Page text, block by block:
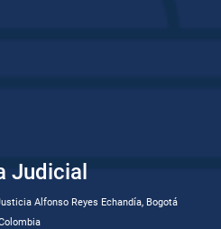
Judicial
Alfonso Reyes Echandía, Bogotá